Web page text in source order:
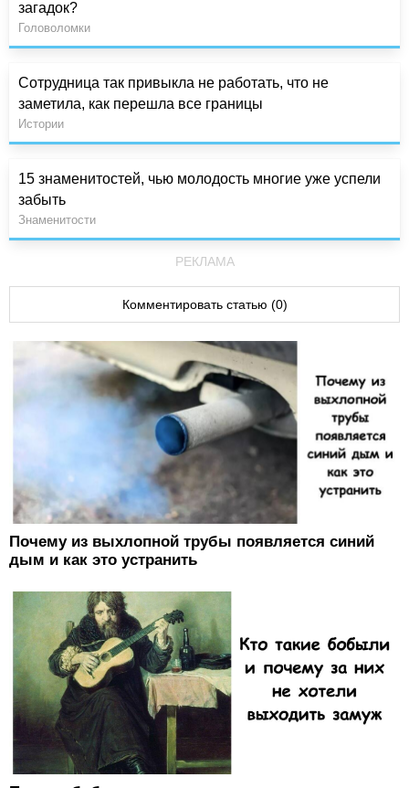
загадок?
Головоломки
Сотрудница так привыкла не работать, что не
заметила, как перешла все границы
Истории
15 знаменитостей, чью молодость многие уже успели
забыть
Знаменитости
РЕКЛАМА
Комментировать статью (0)
Почему из выхлопной трубы появляется синий
дым и как это устранить